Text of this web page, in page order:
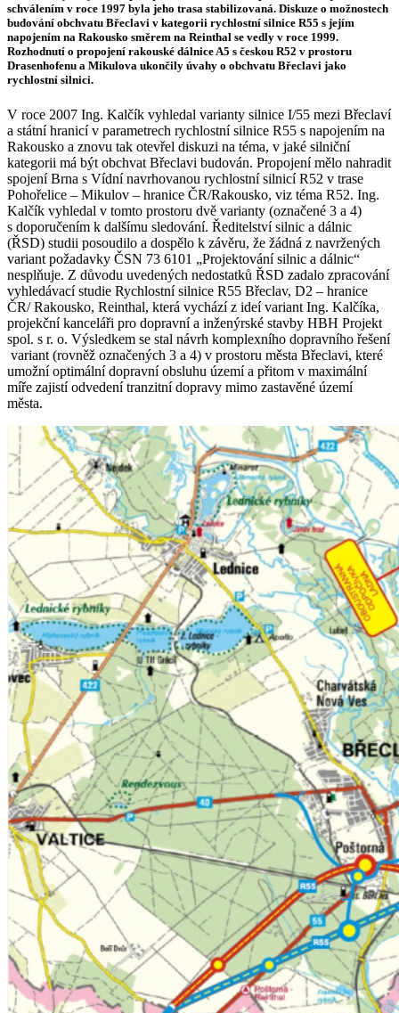
schválením v roce 1997 byla jeho trasa stabilizovaná. Diskuze o možnostech
budování obchvatu Břeclavi v kategorii rychlostní silnice R55 s jejím
napojením na Rakousko směrem na Reinthal se vedly v roce 1999.
Rozhodnutí o propojení rakouské dálnice A5 s českou R52 v prostoru
Drasenhofenu a Mikulova ukončily úvahy o obchvatu Břeclavi jako
rychlostní silnici.
V roce 2007 Ing. Kalčík vyhledal varianty silnice I/55 mezi Břeclaví
a státní hranicí v parametrech rychlostní silnice R55 s napojením na
Rakousko a znovu tak otevřel diskuzi na téma, v jaké silniční
kategorii má být obchvat Břeclavi budován. Propojení mělo nahradit
spojení Brna s Vídní navrhovanou rychlostní silnicí R52 v trase
Pohořelice – Mikulov – hranice ČR/Rakousko, viz téma R52. Ing.
Kalčík vyhledal v tomto prostoru dvě varianty (označené 3 a 4)
s doporučením k dalšímu sledování. Ředitelství silnic a dálnic
(ŘSD) studii posoudilo a dospělo k závěru, že žádná z navržených
variant požadavky ČSN 73 6101 „Projektování silnic a dálnic“
nesplňuje. Z důvodu uvedených nedostatků ŘSD zadalo zpracování
vyhledávací studie Rychlostní silnice R55 Břeclav, D2 – hranice
ČR/ Rakousko, Reinthal, která vychází z ideí variant Ing. Kalčíka,
projekční kanceláři pro dopravní a inženýrské stavby HBH Projekt
spol. s r. o. Výsledkem se stal návrh komplexního dopravního řešení
variant (rovněž označených 3 a 4) v prostoru města Břeclavi, které
umožní optimální dopravní obsluhu území a přitom v maximální
míře zajistí odvedení tranzitní dopravy mimo zastavěné území
města.